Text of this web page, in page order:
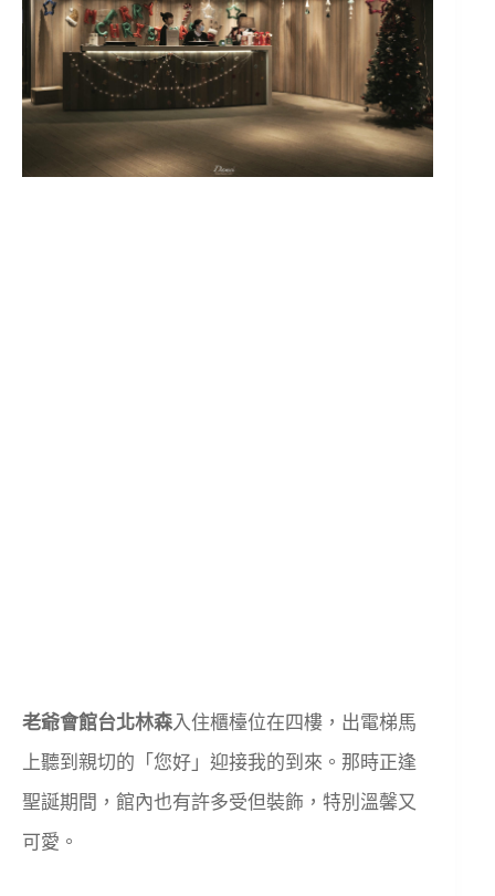
老爺會館台北林森入住櫃檯位在四樓，出電梯馬
上聽到親切的「您好」迎接我的到來。那時正逢
聖誕期間，館內也有許多受但裝飾，特別溫馨又
可愛。